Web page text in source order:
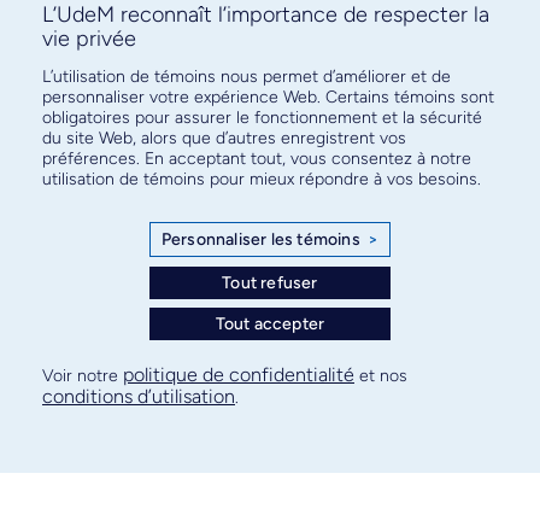
Nathalie Grandvaux
L’UdeM reconnaît l’importance de respecter la
vie privée
L’utilisation de témoins nous permet d’améliorer et de
personnaliser votre expérience Web. Certains témoins sont
obligatoires pour assurer le fonctionnement et la sécurité
du site Web, alors que d’autres enregistrent vos
préférences. En acceptant tout, vous consentez à notre
utilisation de témoins pour mieux répondre à vos besoins.
Personnaliser les témoins >
Tout refuser
Tout accepter
Voir notre politique de confidentialité et nos
conditions d’utilisation.